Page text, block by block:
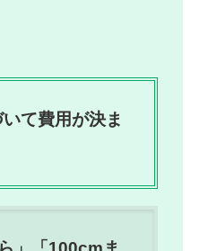
て費用が決ま